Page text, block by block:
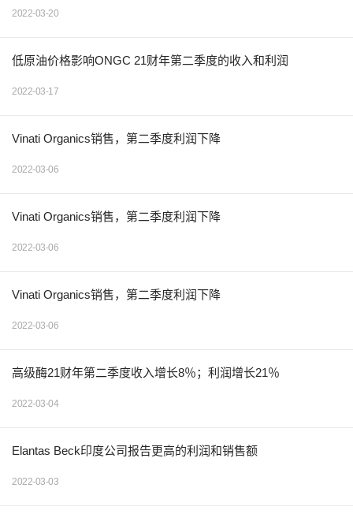
2022-03-20
低原油价格影响ONGC 21财年第二季度的收入和利润
2022-03-17
Vinati Organics销售，第二季度利润下降
2022-03-06
Vinati Organics销售，第二季度利润下降
2022-03-06
Vinati Organics销售，第二季度利润下降
2022-03-06
高级酶21财年第二季度收入增长8％；利润增长21％
2022-03-04
Elantas Beck印度公司报告更高的利润和销售额
2022-03-03